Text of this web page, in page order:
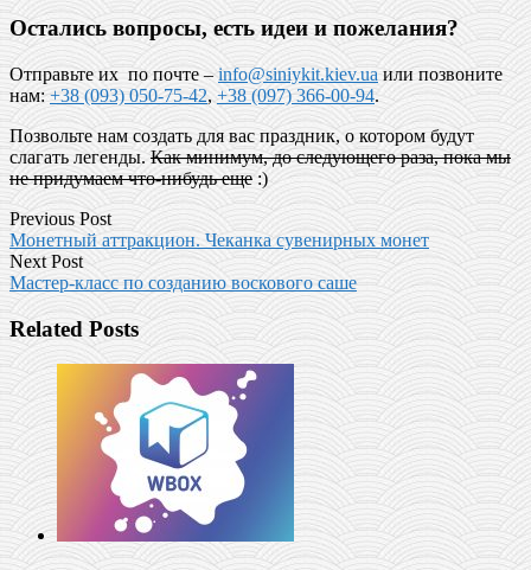
Остались вопросы, есть идеи и пожелания?
Отправьте их по почте –info@siniykit.kiev.uaили позвоните
нам:+38 (093) 050-75-42,+38 (097) 366-00-94.
Позвольте нам создать для вас праздник, о котором будут
слагать легенды.Как минимум, до следующего раза, пока мы
не придумаем что-нибудь еще:)
Previous Post
Монетный аттракцион. Чеканка сувенирных монет
Next Post
Мастер-класс по созданию воскового саше
Related Posts